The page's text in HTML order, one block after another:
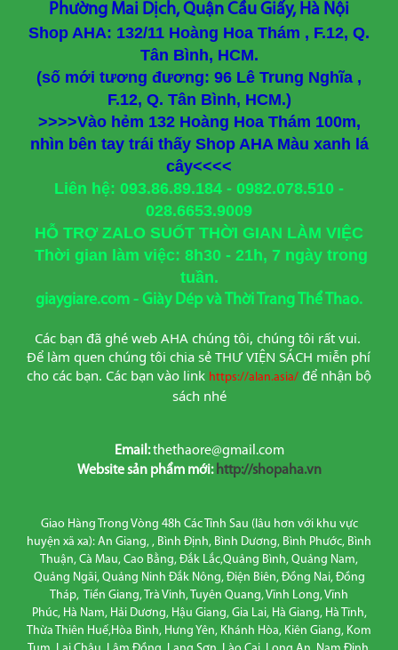
Phường Mai Dịch, Quận Cầu Giấy, Hà Nội
Shop AHA: 132/11 Hoàng Hoa Thám , F.12, Q.
Tân Bình, HCM.
(số mới tương đương: 96 Lê Trung Nghĩa ,
F.12, Q. Tân Bình, HCM.)
>>>>Vào hẻm 132 Hoàng Hoa Thám 100m,
nhìn bên tay trái thấy Shop AHA Màu xanh lá
cây<<<<
Liên hệ: 093.86.89.184 - 0982.078.510 -
028.6653.9009
HỖ TRỢ ZALO SUỐT THỜI GIAN LÀM VIỆC
Thời gian làm việc: 8h30 - 21h, 7 ngày trong
tuần.
giaygiare.com - Giày Dép và Thời Trang Thể Thao.
Các bạn đã ghé web AHA chúng tôi, chúng tôi rất vui.
Để làm quen chúng tôi chia sẻ THƯ VIỆN SÁCH miễn phí
cho các bạn. Các bạn vào link https://alan.asia/ để nhận bộ
sách nhé
Email:thethaore@gmail.com
Website sản phẩm mới: http://shopaha.vn
Giao Hàng Trong Vòng 48h Các Tỉnh Sau (lâu hơn với khu vực
huyện xã xa): An Giang, , Bình Định, Bình Dương, Bình Phước, Bình
Thuận, Cà Mau, Cao Bằng, Đắk Lắc,Quảng Bình, Quảng Nam,
Quảng Ngãi, Quảng Ninh Đắk Nông, Điện Biên, Đồng Nai, Đồng
Tháp, Tiền Giang, Trà Vinh, Tuyên Quang, Vĩnh Long, Vĩnh
Phúc, Hà Nam, Hải Dương, Hậu Giang, Gia Lai, Hà Giang, Hà Tĩnh,
Thừa Thiên Huế,Hòa Bình, Hưng Yên, Khánh Hòa, Kiên Giang, Kom